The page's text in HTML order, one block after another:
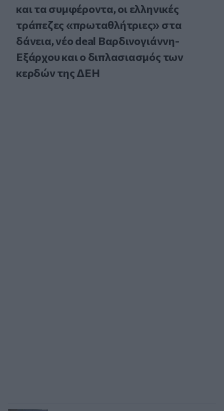
και τα συμφέροντα, οι ελληνικές
τράπεζες «πρωταθλήτριες» στα
δάνεια, νέο deal Βαρδινογιάννη-
Εξάρχου και ο διπλασιασμός των
κερδών της ΔΕΗ